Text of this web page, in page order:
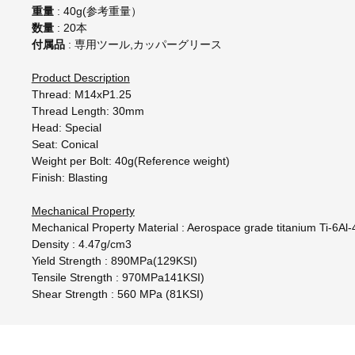
重量 : 40g(参考重量）
数量 : 20本
付属品 : 専用ツール,カッパーグリース
Product Description
Thread: M14xP1.25
Thread Length: 30mm
Head: Special
Seat: Conical
Weight per Bolt: 40g(Reference weight)
Finish: Blasting
Mechanical Property
Mechanical Property Material : Aerospace grade titanium Ti-6Al-
Density : 4.47g/cm3
Yield Strength : 890MPa(129KSI)
Tensile Strength : 970MPa141KSI)
Shear Strength : 560 MPa (81KSI)